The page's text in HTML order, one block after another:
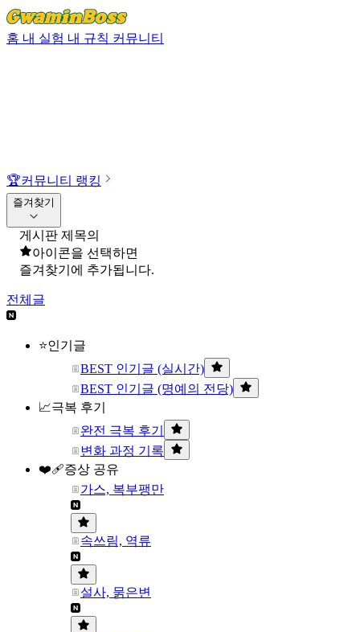
홈 내 실험 내 규칙 커뮤니티
🏆커뮤니티 랭킹
즐겨찾기
게시판 제목의
아이콘을 선택하면
즐겨찾기에 추가됩니다.
전체글
⭐인기글
BEST 인기글 (실시간)
BEST 인기글 (명예의 전당)
📈극복 후기
완전 극복 후기
변화 과정 기록
❤️‍🩹증상 공유
가스, 복부팽만
속쓰림, 역류
설사, 묽은변